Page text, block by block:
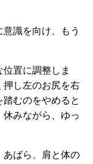
識を向け、もう
置に調整しま
押し左のお尻を右
むのをやめると
みながら、ゆっ
ばら、肩と体の